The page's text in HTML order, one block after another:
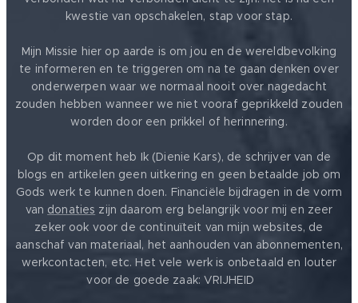
kwestie van opschakelen, stap voor stap.
Mijn Missie hier op aarde is om jou en de wereldbevolking
te informeren en te triggeren om na te gaan denken over
onderwerpen waar we normaal nooit over nagedacht
zouden hebben wanneer we niet vooraf geprikkeld zouden
worden door een prikkel of herinnering.
Op dit moment heb Ik (Dienie Kars), de schrijver van de
blogs en artikelen geen uitkering en geen betaalde job om
Gods werk te kunnen doen. Financiële bijdragen in de vorm
van donaties zijn daarom erg belangrijk voor mij en zeer
zeker ook voor de continuïteit van mijn websites, de
aanschaf van materiaal, het aanhouden van abonnementen,
werkcontacten, etc. Het vele werk is onbetaald en louter
voor de goede zaak: VRIJHEID ❤️